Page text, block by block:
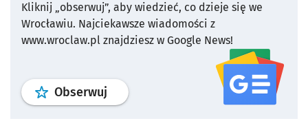
Kliknij „obserwuj”, aby wiedzieć, co dzieje się we
Wrocławiu. Najciekawsze wiadomości z
www.wroclaw.pl znajdziesz w Google News!
Obserwuj profil serwisu